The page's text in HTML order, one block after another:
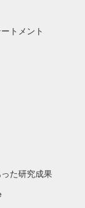
トメント
た研究成果